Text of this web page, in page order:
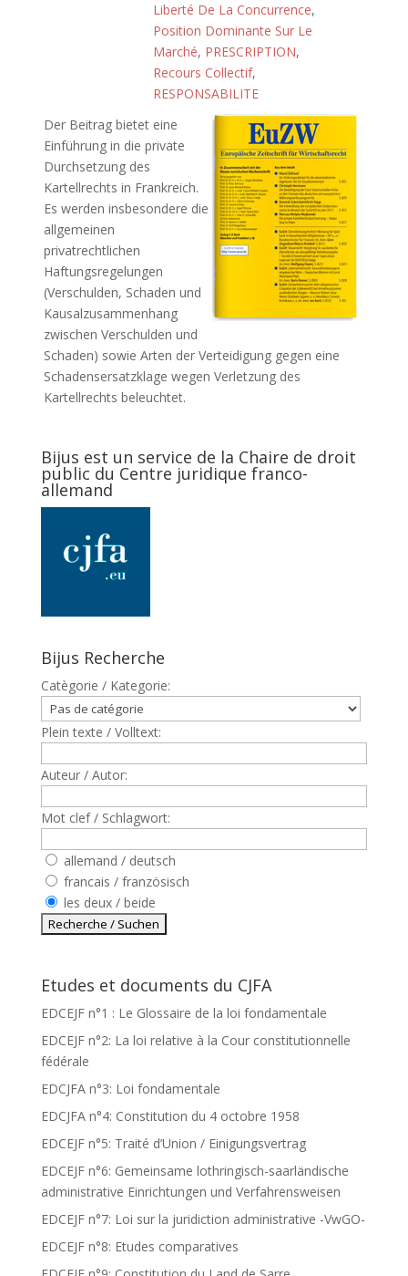
Liberté De La Concurrence,
Position Dominante Sur Le
Marché, PRESCRIPTION,
Recours Collectif,
RESPONSABILITE
Der Beitrag bietet eine
Einführung in die private
Durchsetzung des
Kartellrechts in Frankreich.
Es werden insbesondere die
allgemeinen
privatrechtlichen
Haftungsregelungen
(Verschulden, Schaden und
Kausalzusammenhang
zwischen Verschulden und
Schaden) sowie Arten der Verteidigung gegen eine
Schadensersatzklage wegen Verletzung des
Kartellrechts beleuchtet.
Bijus est un service de la Chaire de droit
public du Centre juridique franco-
allemand
Bijus Recherche
Catègorie / Kategorie:
Plein texte / Volltext:
Auteur / Autor:
Mot clef / Schlagwort:
allemand / deutsch
francais / französisch
les deux / beide
Etudes et documents du CJFA
EDCEJF n°1 : Le Glossaire de la loi fondamentale
EDCEJF n°2: La loi relative à la Cour constitutionnelle
fédérale
EDCJFA n°3: Loi fondamentale
EDCJFA n°4: Constitution du 4 octobre 1958
EDCEJF n°5: Traité d’Union / Einigungsvertrag
EDCEJF n°6: Gemeinsame lothringisch-saarländische
administrative Einrichtungen und Verfahrensweisen
EDCEJF n°7: Loi sur la juridiction administrative -VwGO-
EDCEJF n°8: Etudes comparatives